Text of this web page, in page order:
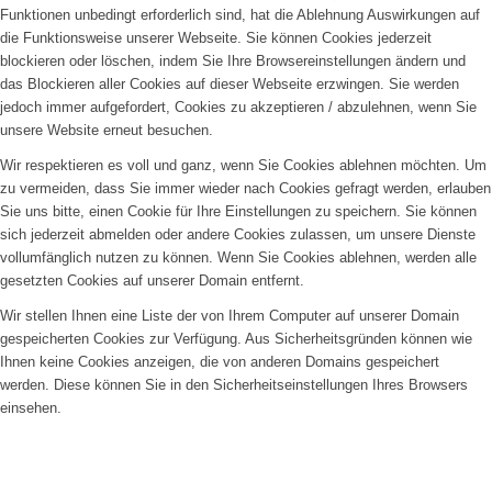
Funktionen unbedingt erforderlich sind, hat die Ablehnung Auswirkungen auf
die Funktionsweise unserer Webseite. Sie können Cookies jederzeit
blockieren oder löschen, indem Sie Ihre Browsereinstellungen ändern und
das Blockieren aller Cookies auf dieser Webseite erzwingen. Sie werden
jedoch immer aufgefordert, Cookies zu akzeptieren / abzulehnen, wenn Sie
unsere Website erneut besuchen.
Wir respektieren es voll und ganz, wenn Sie Cookies ablehnen möchten. Um
zu vermeiden, dass Sie immer wieder nach Cookies gefragt werden, erlauben
Sie uns bitte, einen Cookie für Ihre Einstellungen zu speichern. Sie können
sich jederzeit abmelden oder andere Cookies zulassen, um unsere Dienste
vollumfänglich nutzen zu können. Wenn Sie Cookies ablehnen, werden alle
gesetzten Cookies auf unserer Domain entfernt.
Wir stellen Ihnen eine Liste der von Ihrem Computer auf unserer Domain
gespeicherten Cookies zur Verfügung. Aus Sicherheitsgründen können wie
Ihnen keine Cookies anzeigen, die von anderen Domains gespeichert
werden. Diese können Sie in den Sicherheitseinstellungen Ihres Browsers
einsehen.